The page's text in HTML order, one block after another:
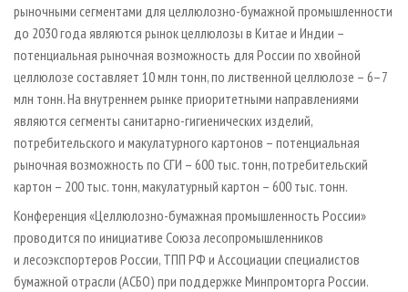
рыночными сегментами для целлюлозно-бумажной промышленности
до 2030 года являются рынок целлюлозы в Китае и Индии –
потенциальная рыночная возможность для России по хвойной
целлюлозе составляет 10 млн тонн, по лиственной целлюлозе – 6–7
млн тонн. На внутреннем рынке приоритетными направлениями
являются сегменты санитарно-гигиенических изделий,
потребительского и макулатурного картонов – потенциальная
рыночная возможность по СГИ – 600 тыс. тонн, потребительский
картон – 200 тыс. тонн, макулатурный картон – 600 тыс. тонн.
Конференция «Целлюлозно-бумажная промышленность России»
проводится по инициативе Союза лесопромышленников
и лесоэкспортеров России, ТПП РФ и Ассоциации специалистов
бумажной отрасли (АСБО) при поддержке Минпромторга России.